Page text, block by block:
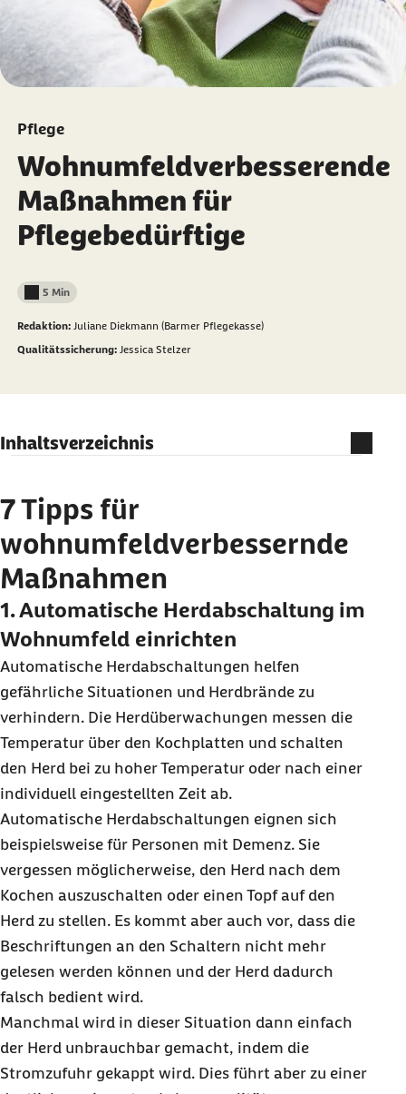
Pflege
Wohnumfeldverbesserende
Maßnahmen für
Pflegebedürftige
Lesedauer weniger als
5 Min
Redaktion: Juliane Diekmann (Barmer Pflegekasse)
Qualitätssicherung: Jessica Stelzer
Inhaltsverzeichnis
Maßnahmen
7 Tipps für
wohnumfeldverbessernde
Maßnahmen
1. Automatische Herdabschaltung im
Wohnumfeld einrichten
Automatische Herdabschaltungen helfen
gefährliche Situationen und Herdbrände zu
verhindern. Die Herdüberwachungen messen die
Temperatur über den Kochplatten und schalten
den Herd bei zu hoher Temperatur oder nach einer
individuell eingestellten Zeit ab.
Automatische Herdabschaltungen eignen sich
beispielsweise für Personen mit Demenz. Sie
vergessen möglicherweise, den Herd nach dem
Kochen auszuschalten oder einen Topf auf den
Herd zu stellen. Es kommt aber auch vor, dass die
Beschriftungen an den Schaltern nicht mehr
gelesen werden können und der Herd dadurch
falsch bedient wird.
Manchmal wird in dieser Situation dann einfach
der Herd unbrauchbar gemacht, indem die
Stromzufuhr gekappt wird. Dies führt aber zu einer